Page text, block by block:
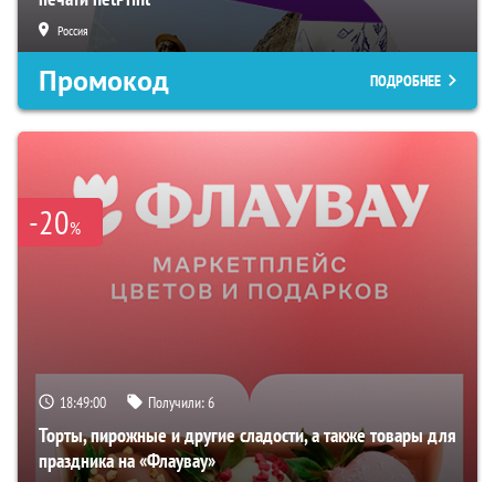
Россия
Промокод ПОДРОБНЕЕ
-20%
18:48:59 Получили:6
Торты, пирожные и другие сладости, а также товары для
праздника на «Флаувау»